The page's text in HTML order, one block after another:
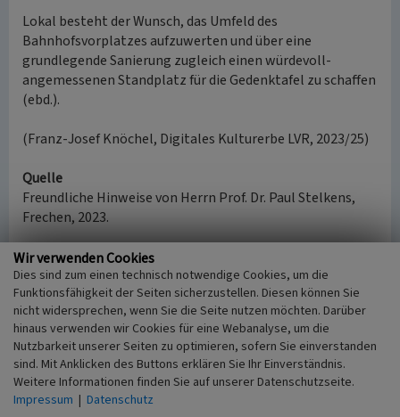
Lokal besteht der Wunsch, das Umfeld des
Bahnhofsvorplatzes aufzuwerten und über eine
grundlegende Sanierung zugleich einen würdevoll-
angemessenen Standplatz für die Gedenktafel zu schaffen
(ebd.).
(Franz-Josef Knöchel, Digitales Kulturerbe LVR, 2023/25)
Quelle
Freundliche Hinweise von Herrn Prof. Dr. Paul Stelkens,
Frechen, 2023.
Internet
www.stadt-frechen.de: Karte der jüdischen Gedenkstätten
der Stadt Frechen (Text Egon Heeg, PDF-Datei, 1,8 MB,
abgerufen 17.07.2025)
Literatur
Heeg, Egon (2011)
Wir verwenden Cookies
Dies sind zum einen technisch notwendige Cookies, um die
Funktionsfähigkeit der Seiten sicherzustellen. Diesen können Sie
nicht widersprechen, wenn Sie die Seite nutzen möchten. Darüber
hinaus verwenden wir Cookies für eine Webanalyse, um die
Nutzbarkeit unserer Seiten zu optimieren, sofern Sie einverstanden
sind. Mit Anklicken des Buttons erklären Sie Ihr Einverständnis.
Weitere Informationen finden Sie auf unserer Datenschutzseite.
Impressum | Datenschutz